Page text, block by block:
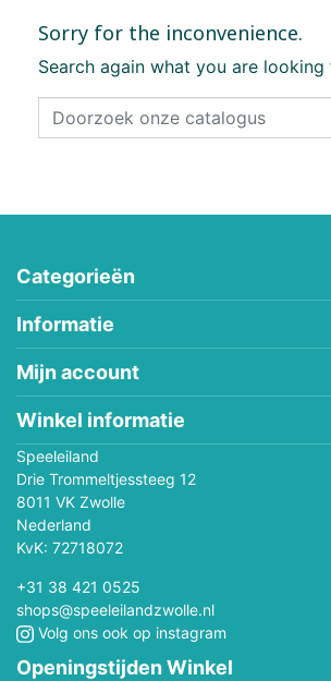
Sorry for the inconvenience.
Search again what you are looking
Categorieën
Informatie
Mijn account
Winkel informatie
Speeleiland
Drie Trommeltjessteeg 12
8011 VK Zwolle
Nederland
KvK: 72718072
+31 38 421 0525
shops@speeleilandzwolle.nl
Volg ons ook op instagram
Openingstijden Winkel